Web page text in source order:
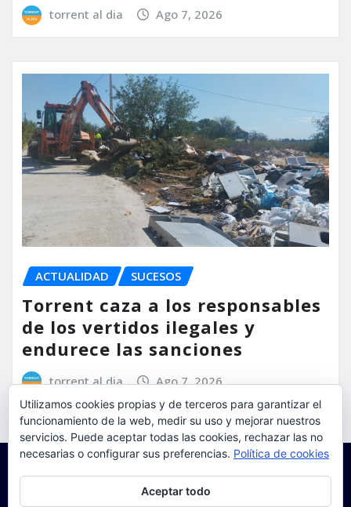
torrent al dia Ago 7, 2026
ACTUALIDAD SUCESOS
Torrent caza a los responsables
de los vertidos ilegales y
endurece las sanciones
torrent al dia Ago 7, 2026
Utilizamos cookies propias y de terceros para garantizar el
funcionamiento de la web, medir su uso y mejorar nuestros
servicios. Puede aceptar todas las cookies, rechazar las no
necesarias o configurar sus preferencias. Política de cookies
Aceptar todo